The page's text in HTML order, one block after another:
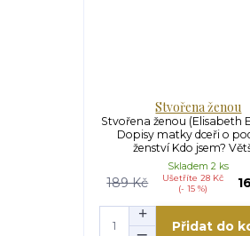
Stvořena ženou
Stvořena ženou (Elisabeth
Dopisy matky dceři o
ženství Kdo jsem?
189 Kč
Ušetříte 28 Kč
(- 15 %)
Skladem 2 ks
Přidat do